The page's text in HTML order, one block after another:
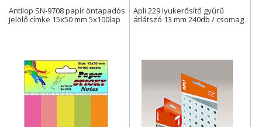
Antilop SN-9708 papír öntapadós
jelölő címke 15x50 mm 5x100lap
Apli 229 lyukerősítő gyűrű
átlátszó 13 mm 240db / csomag